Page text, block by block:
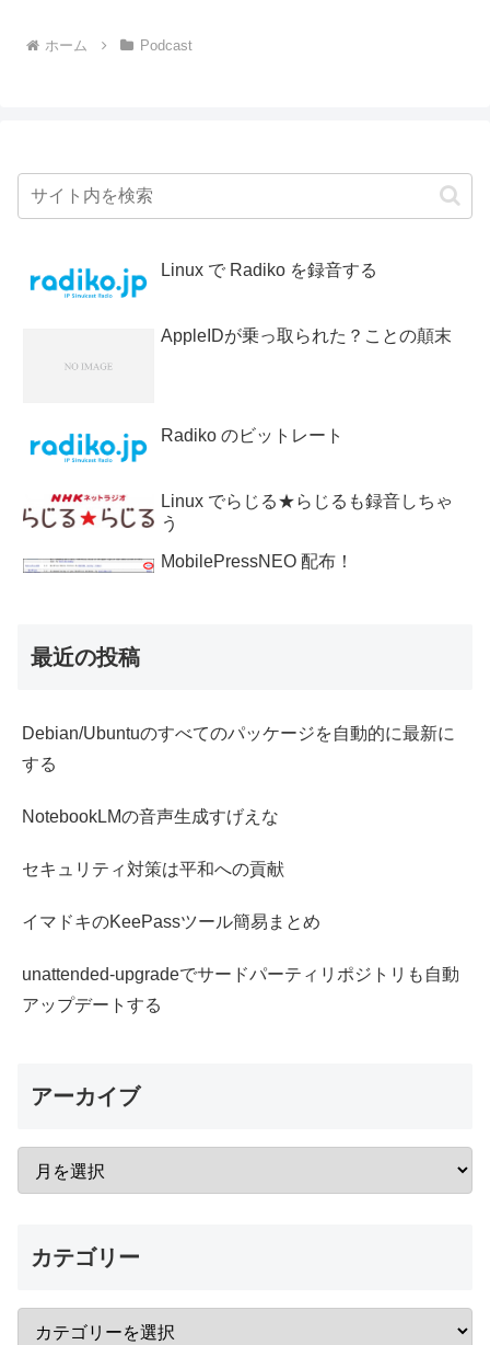
ホーム Podcast
Linux で Radiko を録音する
AppleIDが乗っ取られた？ことの顛末
Radiko のビットレート
Linux でらじる★らじるも録音しちゃ
う
MobilePressNEO 配布！
最近の投稿
Debian/Ubuntuのすべてのパッケージを自動的に最新に
する
NotebookLMの音声生成すげえな
セキュリティ対策は平和への貢献
イマドキのKeePassツール簡易まとめ
unattended-upgradeでサードパーティリポジトリも自動
アップデートする
アーカイブ
カテゴリー